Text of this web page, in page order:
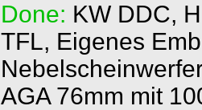
Done: KW DDC,
TFL, Eigenes
AGA 76mm mit